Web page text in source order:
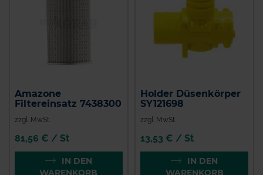
Amazone
Filtereinsatz 7438300
zzgl. MwSt.
81,56 € / St
IN DEN
WARENKORB
Holder Düsenkörper
SY121698
zzgl. MwSt.
13,53 € / St
IN DEN
WARENKORB